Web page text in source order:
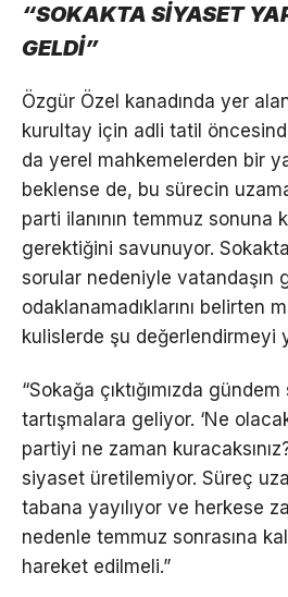
“SOKAKTA SİYASET
GELDİ”
Özgür Özel kanadında yer
kurultay için adli tatil
da yerel mahkemelerden bir
beklense de, bu sürecin
parti ilanının temmuz sonuna
gerektiğini savunuyor.
sorular nedeniyle vatandaşın
odaklanamadıklarını belirten
kulislerde şu değerlendirmeyi
“Sokağa çıktığımızda
tartışmalara geliyor. ‘Ne
partiyi ne zaman
siyaset üretilemiyor. Süreç
tabana yayılıyor ve herkese
nedenle temmuz sonrasına
hareket edilmeli.”